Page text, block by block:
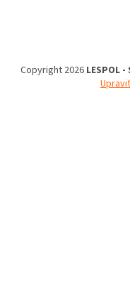
Copyright 2026 LESPOL